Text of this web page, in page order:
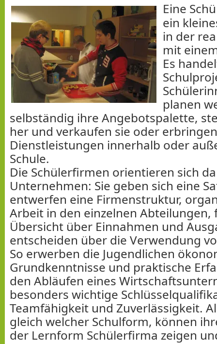
Eine
ein
in der
mit
Es
planen
selbständig ihre Angebotspalette,
her und verkaufen sie oder erbringen
Dienstleistungen innerhalb oder
Schule.
Die Schülerfirmen orientieren sich
Unternehmen: Sie geben sich eine
entwerfen eine Firmenstruktur,
Arbeit in den einzelnen Abteilungen,
Übersicht über Einnahmen und
entscheiden über die Verwendung
So erwerben die Jugendlichen
Grundkenntnisse und praktische
den Abläufen eines
besonders wichtige
Teamfähigkeit und Zuverlässigkeit.
gleich welcher Schulform, können
der Lernform Schülerfirma zeigen